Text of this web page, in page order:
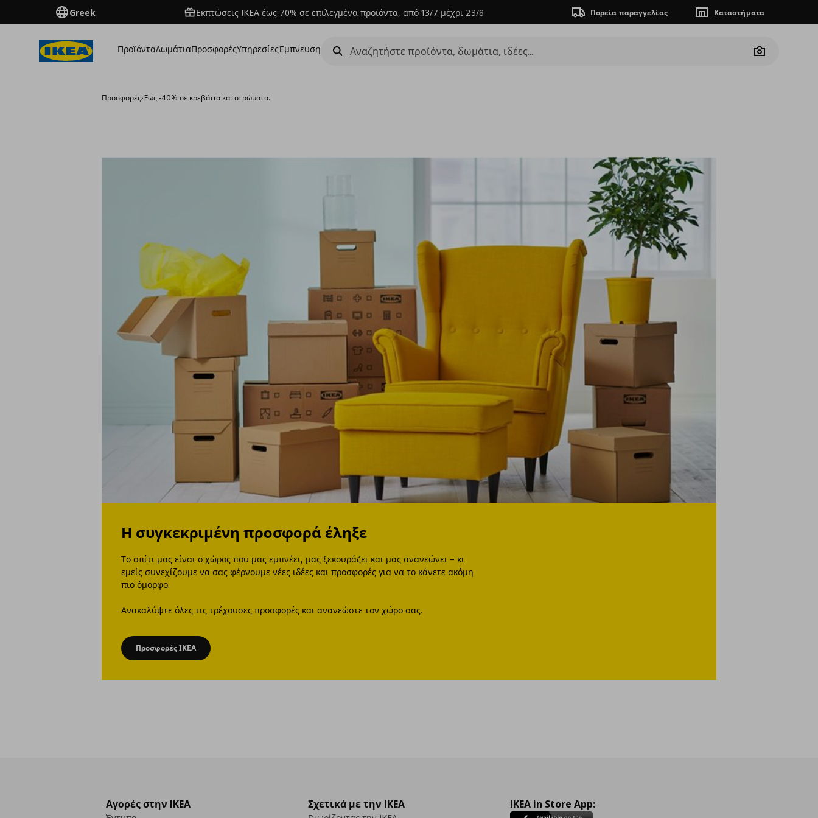
Greek Εκπτώσεις IKEA έως 70% σε επιλεγμένα προϊόντα, από 13/7 μέχρι 23/8 Πορεία παραγγελίας Καταστήματα
ΠροϊόνταΔωμάτιαΠροσφορέςΥπηρεσίεςΈμπνευση
Camera
Προσφορές›Έως -40% σε κρεβάτια και στρώματα.
Η συγκεκριμένη προσφορά έληξε
Το σπίτι μας είναι ο χώρος που μας εμπνέει, μας ξεκουράζει και μας ανανεώνει – κι
εμείς συνεχίζουμε να σας φέρνουμε νέες ιδέες και προσφορές για να το κάνετε ακόμη
πιο όμορφο.
Ανακαλύψτε όλες τις τρέχουσες προσφορές και ανανεώστε τον χώρο σας.
Προσφορές ΙΚΕΑ
Αγορές στην IKEA Σχετικά με την IKEA IKEA in Store App: